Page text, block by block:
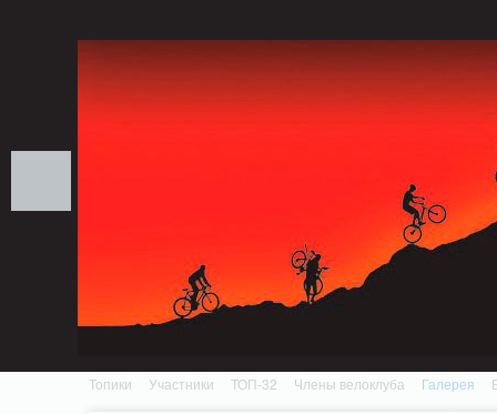
Топики Участники ТОП-32 Члены велоклуба Галерея